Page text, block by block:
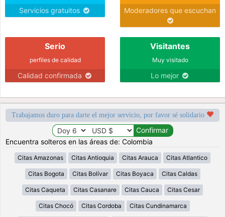
Servicios gratuitos Moderadores que escuchan
Serio
perfiles de calidad
Calidad confirmada
Visitantes
Muy visitado
Lo mejor
Trabajamos duro para darte el mejor servicio, por favor sé solidario
Encuentra solteros en las áreas de: Colombia
Citas Amazonas Citas Antioquia Citas Arauca Citas Atlantico
Citas Bogota Citas Bolívar Citas Boyaca Citas Caldas
Citas Caqueta Citas Casanare Citas Cauca Citas Cesar
Citas Chocó Citas Cordoba Citas Cundinamarca